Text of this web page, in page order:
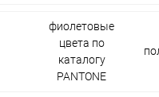
фиолетовые
цвета по
каталогу
PANTONE